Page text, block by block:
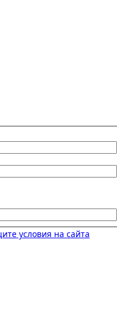
условия на сайта